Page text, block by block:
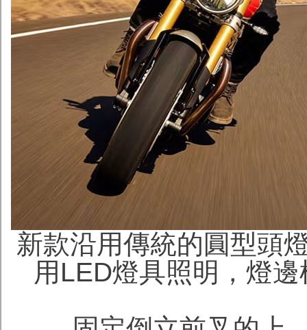
新款沿用傳統的圓型頭
用LED燈具照明，燈